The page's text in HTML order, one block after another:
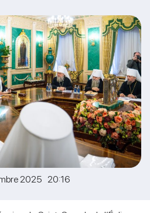
2025 20:16